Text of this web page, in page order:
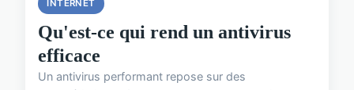
INTERNET
Qu'est-ce qui rend un antivirus
efficace
Un antivirus performant repose sur des